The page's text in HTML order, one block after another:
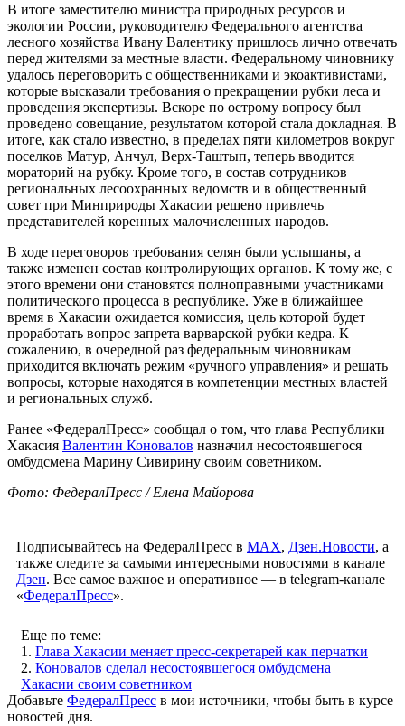
В итоге заместителю министра природных ресурсов и
экологии России, руководителю Федерального агентства
лесного хозяйства Ивану Валентику пришлось лично отвечать
перед жителями за местные власти. Федеральному чиновнику
удалось переговорить с общественниками и экоактивистами,
которые высказали требования о прекращении рубки леса и
проведения экспертизы. Вскоре по острому вопросу был
проведено совещание, результатом которой стала докладная. В
итоге, как стало известно, в пределах пяти километров вокруг
поселков Матур, Анчул, Верх-Таштып, теперь вводится
мораторий на рубку. Кроме того, в состав сотрудников
региональных лесоохранных ведомств и в общественный
совет при Минприроды Хакасии решено привлечь
представителей коренных малочисленных народов.
В ходе переговоров требования селян были услышаны, а
также изменен состав контролирующих органов. К тому же, с
этого времени они становятся полноправными участниками
политического процесса в республике. Уже в ближайшее
время в Хакасии ожидается комиссия, цель которой будет
проработать вопрос запрета варварской рубки кедра. К
сожалению, в очередной раз федеральным чиновникам
приходится включать режим «ручного управления» и решать
вопросы, которые находятся в компетенции местных властей
и региональных служб.
Ранее «ФедералПресс» сообщал о том, что глава Республики
Хакасия Валентин Коновалов назначил несостоявшегося
омбудсмена Марину Сивирину своим советником.
Фото: ФедералПресс / Елена Майорова
Подписывайтесь на ФедералПресс в МАХ, Дзен.Новости, а
также следите за самыми интересными новостями в канале
Дзен. Все самое важное и оперативное — в telegram-канале
«ФедералПресс».
Еще по теме:
1. Глава Хакасии меняет пресс-секретарей как перчатки
2. Коновалов сделал несостоявшегося омбудсмена
Хакасии своим советником
Добавьте ФедералПресс в мои источники, чтобы быть в курсе
новостей дня.